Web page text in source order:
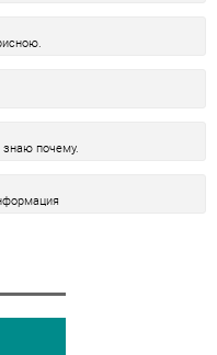
знаю почему.